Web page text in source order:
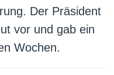
Der Präsident
vor und gab ein
Wochen.